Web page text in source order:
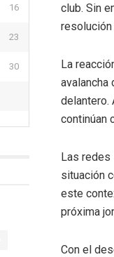
club. Sin
resolución
La
avalancha
delantero.
continúan
Las redes
situación
este
próxima
Con el
16
23
30